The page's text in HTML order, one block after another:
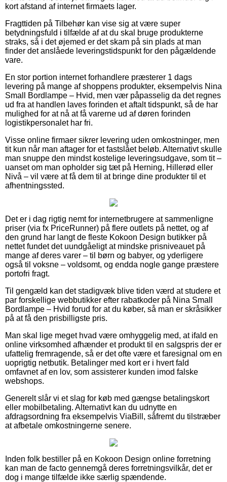
kort afstand af internet firmaets lager.
Fragttiden på Tilbehør kan vise sig at være super
betydningsfuld i tilfælde af at du skal bruge produkterne
straks, så i det øjemed er det skam på sin plads at man
finder det anslåede leveringstidspunkt for den pågældende
vare.
En stor portion internet forhandlere præsterer 1 dags
levering på mange af shoppens produkter, eksempelvis Nina
Small Bordlampe – Hvid, men vær påpasselig da det regnes
ud fra at handlen laves forinden et aftalt tidspunkt, så de har
mulighed for at nå at få varerne ud af døren forinden
logistikpersonalet har fri.
Visse online firmaer sikrer levering uden omkostninger, men
tit kun når man aftager for et fastslået beløb. Alternativt skulle
man snuppe den mindst kostelige leveringsudgave, som tit –
uanset om man opholder sig tæt på Herning, Hillerød eller
Nivå – vil være at få dem til at bringe dine produkter til et
afhentningssted.
Det er i dag rigtig nemt for internetbrugere at sammenligne
priser (via fx PriceRunner) på flere outlets på nettet, og af
den grund har langt de fleste Kokoon Design butikker på
nettet fundet det uundgåeligt at mindske prisniveauet på
mange af deres varer – til børn og babyer, og yderligere
også til voksne – voldsomt, og endda nogle gange præstere
portofri fragt.
Til gengæld kan det stadigvæk blive tiden værd at studere et
par forskellige webbutikker efter rabatkoder på Nina Small
Bordlampe – Hvid forud for at du køber, så man er skråsikker
på at få den prisbilligste pris.
Man skal lige meget hvad være omhyggelig med, at ifald en
online virksomhed afhænder et produkt til en salgspris der er
ufattelig fremragende, så er det ofte være et faresignal om en
uoprigtig netbutik. Betalinger med kort er i hvert fald
omfavnet af en lov, som assisterer kunden imod falske
webshops.
Generelt slår vi et slag for køb med gængse betalingskort
eller mobilbetaling. Alternativt kan du udnytte en
afdragsordning fra eksempelvis ViaBill, såfremt du tilstræber
at afbetale omkostningerne senere.
Inden folk bestiller på en Kokoon Design online forretning
kan man de facto gennemgå deres forretningsvilkår, det er
dog i mange tilfælde ikke særlig spændende.